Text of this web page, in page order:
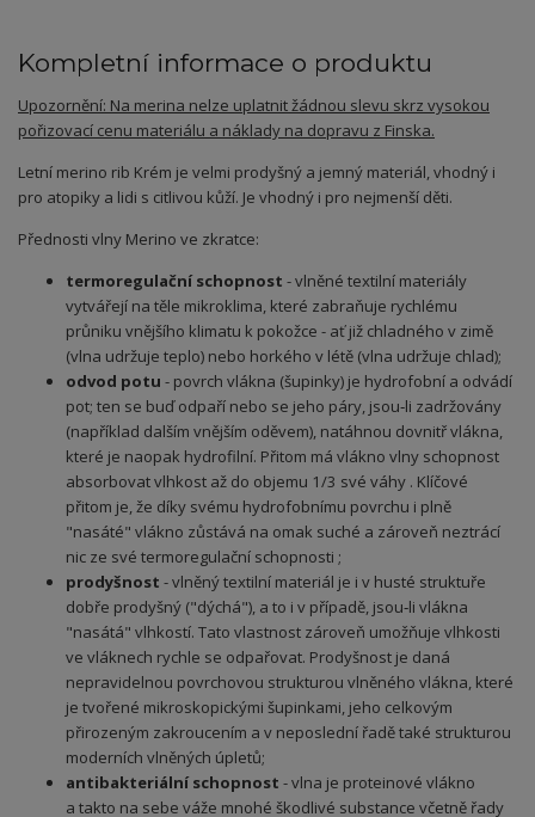
Kompletní informace o produktu
Upozornění: Na merina nelze uplatnit žádnou slevu skrz vysokou
pořizovací cenu materiálu a náklady na dopravu z Finska.
Letní merino rib Krém je velmi prodyšný a jemný materiál, vhodný i
pro atopiky a lidi s citlivou kůží. Je vhodný i pro nejmenší děti.
Přednosti vlny Merino ve zkratce:
termoregulační schopnost - vlněné textilní materiály
vytvářejí na těle mikroklima, které zabraňuje rychlému
průniku vnějšího klimatu k pokožce - ať již chladného v zimě
(vlna udržuje teplo) nebo horkého v létě (vlna udržuje chlad);
odvod potu - povrch vlákna (šupinky) je hydrofobní a odvádí
pot; ten se buď odpaří nebo se jeho páry, jsou‑li zadržovány
(například dalším vnějším oděvem), natáhnou dovnitř vlákna,
které je naopak hydrofilní. Přitom má vlákno vlny schopnost
absorbovat vlhkost až do objemu 1/3 své váhy . Klíčové
přitom je, že díky svému hydrofobnímu povrchu i plně
"nasáté" vlákno zůstává na omak suché a zároveň neztrácí
nic ze své termoregulační schopnosti ;
prodyšnost - vlněný textilní materiál je i v husté struktuře
dobře prodyšný ("dýchá"), a to i v případě, jsou‑li vlákna
"nasátá" vlhkostí. Tato vlastnost zároveň umožňuje vlhkosti
ve vláknech rychle se odpařovat. Prodyšnost je daná
nepravidelnou povrchovou strukturou vlněného vlákna, které
je tvořené mikroskopickými šupinkami, jeho celkovým
přirozeným zakroucením a v neposlední řadě také strukturou
moderních vlněných úpletů;
antibakteriální schopnost - vlna je proteinové vlákno
a takto na sebe váže mnohé škodlivé substance včetně řady